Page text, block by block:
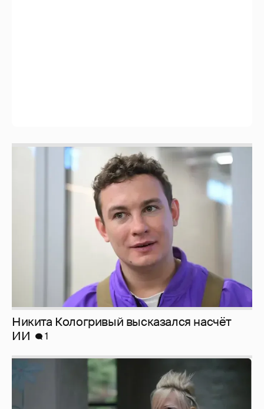
Никита Кологривый высказался насчёт
Певица Глюкоза рассказала о съёмках для
эротического журнала
3